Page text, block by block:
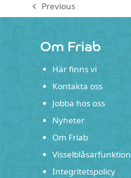
previous
Previous
Om Friab
Här finns vi
Kontakta oss
Jobba hos oss
Nyheter
Om Friab
Visselblåsarfunktion
Integritetspolicy